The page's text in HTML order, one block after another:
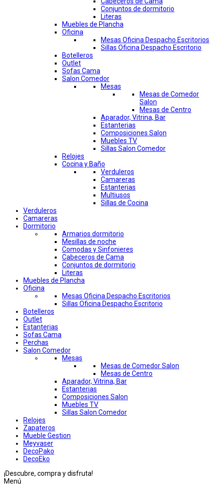
Conjuntos de dormitorio
Literas
Muebles de Plancha
Oficina
Mesas Oficina Despacho Escritorios
Sillas Oficina Despacho Escritorio
Botelleros
Outlet
Sofas Cama
Salon Comedor
Mesas
Mesas de Comedor
Salon
Mesas de Centro
Aparador, Vitrina, Bar
Estanterias
Composiciones Salon
Muebles TV
Sillas Salon Comedor
Relojes
Cocina y Baño
Verduleros
Camareras
Estanterias
Multiusos
Sillas de Cocina
Verduleros
Camareras
Dormitorio
Armarios dormitorio
Mesillas de noche
Comodas y Sinfonieres
Cabeceros de Cama
Conjuntos de dormitorio
Literas
Muebles de Plancha
Oficina
Mesas Oficina Despacho Escritorios
Sillas Oficina Despacho Escritorio
Botelleros
Outlet
Estanterias
Sofas Cama
Perchas
Salon Comedor
Mesas
Mesas de Comedor Salon
Mesas de Centro
Aparador, Vitrina, Bar
Estanterias
Composiciones Salon
Muebles TV
Sillas Salon Comedor
Relojes
Zapateros
Mueble Gestion
Meyvaser
DecoPako
DecoEko
¡Descubre, compra y disfruta!
Menú